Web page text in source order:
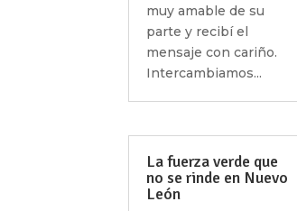
muy amable de su
parte y recibí el
mensaje con cariño.
Intercambiamos...
La fuerza verde que
no se rinde en Nuevo
León